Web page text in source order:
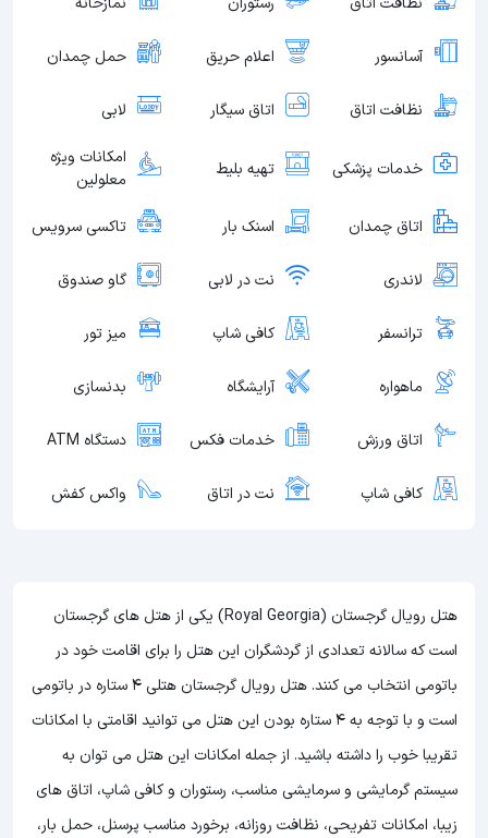
آسانسور اعلام حریق حمل چمدان
نظافت اتاق اتاق سیگار لابی
خدمات پزشکی تهیه بلیط
امکانات ویژه
معلولین
اتاق چمدان اسنک بار تاکسی سرویس
لاندری نت در لابی گاو صندوق
ترانسفر کافی شاپ میز تور
ماهواره آرایشگاه بدنسازی
اتاق ورزش خدمات فکس دستگاه ATM
کافی شاپ نت در اتاق واکس کفش
هتل رویال گرجستان (Royal Georgia) یکی از هتل های گرجستان
است که سالانه تعدادی از گردشگران این هتل را برای اقامت خود در
باتومی انتخاب می کنند. هتل رویال گرجستان هتلی 4 ستاره در باتومی
است و با توجه به 4 ستاره بودن این هتل
می توانید اقامتی با امکانات
تقریبا خوب را داشته باشید. از جمله امکانات این هتل می توان به
سیستم گرمایشی و سرمایشی مناسب، رستوران و کافی شاپ، اتاق های
زیبا، امکانات تفریحی، نظافت روزانه، برخورد مناسب پرسنل، حمل بار،